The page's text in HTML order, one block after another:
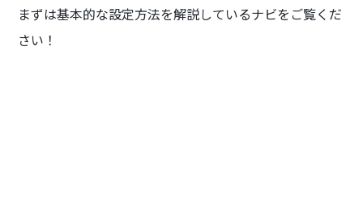
まずは基本的な設定方法を解説しているナビをご覧くだ
さい！